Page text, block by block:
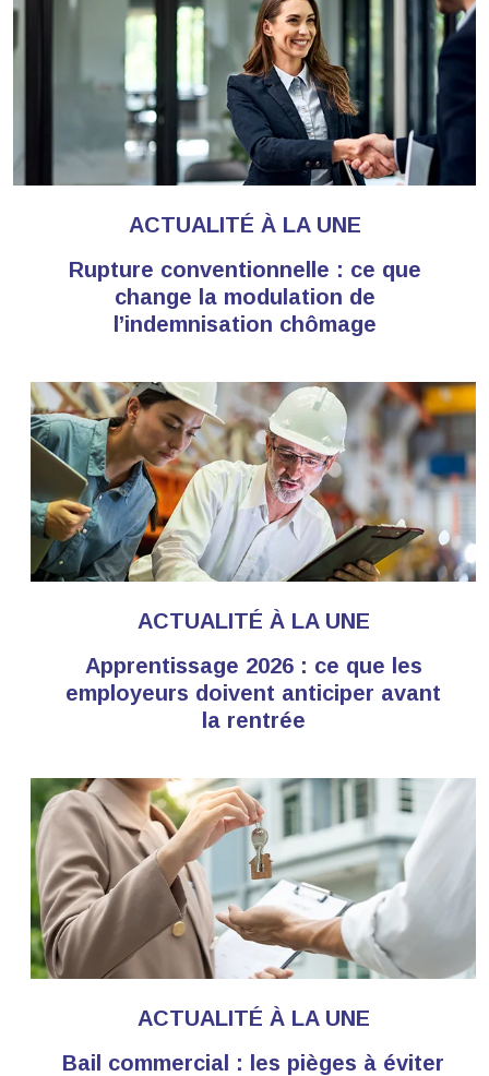
ACTUALITÉ À LA UNE
Rupture conventionnelle : ce que
change la modulation de
l’indemnisation chômage
ACTUALITÉ À LA UNE
Apprentissage 2026 : ce que les
employeurs doivent anticiper avant
la rentrée
ACTUALITÉ À LA UNE
Bail commercial : les pièges à éviter